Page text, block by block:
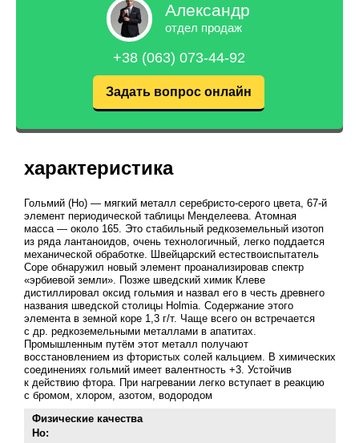
Александр
отдел продаж
+38 (063) 073-44-92
Задать вопрос онлайн
характеристика
Гольмий (Но) — мягкий металл серебристо-серого цвета, 67-й
элемент периодической таблицы Менделеева. Атомная
масса — около 165. Это стабильный редкоземельный изотоп
из ряда лантаноидов, очень технологичный, легко поддается
механической обработке. Швейцарский естествоиспытатель
Соре обнаружил новый элемент проанализировав спектр
«эрбиевой земли». Позже шведский химик Клеве
дистиллировал оксид гольмия и назвал его в честь древнего
названия шведской столицы Holmia. Содержание этого
элемента в земной коре 1,3 г/т. Чаще всего он встречается
с др. редкоземельными металлами в апатитах.
Промышленным путём этот металл получают
восстановлением из фтористых солей кальцием. В химических
соединениях гольмий имеет валентность +3. Устойчив
к действию фтора. При нагревании легко вступает в реакцию
с бромом, хлором, азотом, водородом
Физические качества
Но: